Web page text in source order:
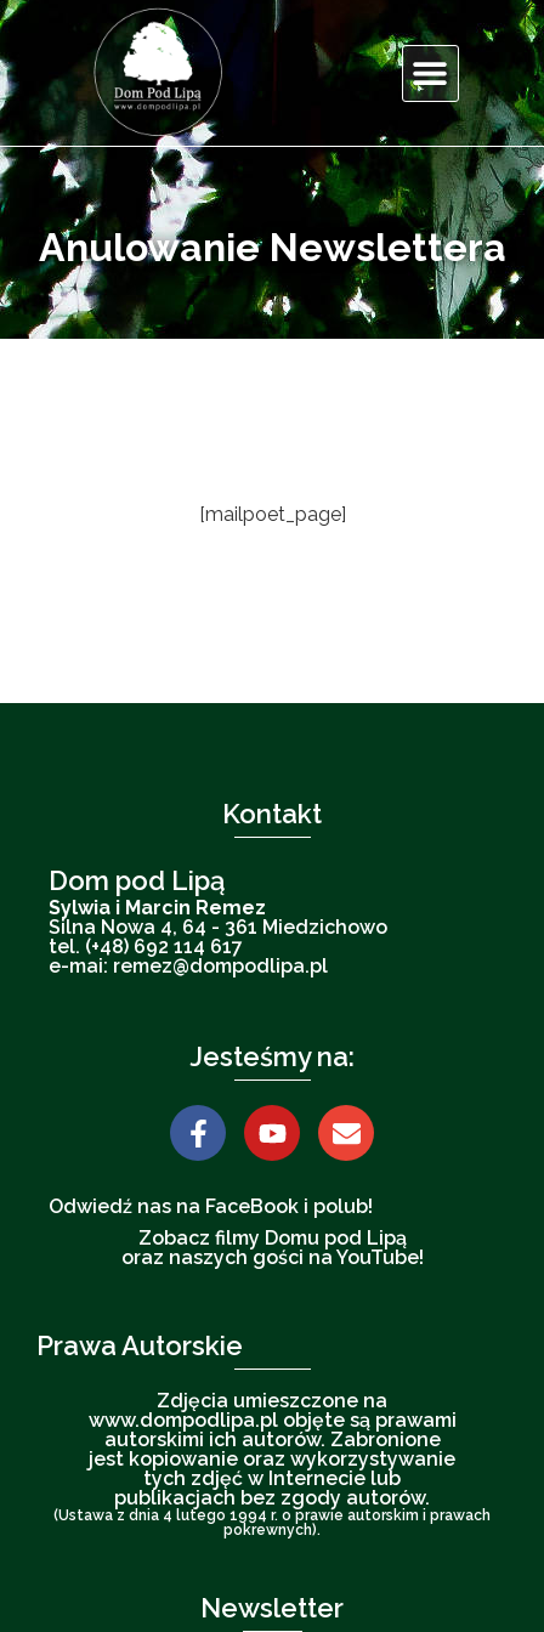
Anulowanie Newslettera
[mailpoet_page]
Kontakt
Dom pod Lipą
Sylwia i Marcin Remez
Silna Nowa 4, 64 - 361 Miedzichowo
tel. (+48) 692 114 617
e-mai: remez@dompodlipa.pl
Jesteśmy na:
Odwiedź nas na FaceBook i polub!
Zobacz filmy Domu pod Lipą
oraz naszych gości na YouTube!
Prawa Autorskie
Zdjęcia umieszczone na
www.dompodlipa.pl objęte są prawami
autorskimi ich autorów. Zabronione
jest kopiowanie oraz wykorzystywanie
tych zdjęć w Internecie lub
publikacjach bez zgody autorów.
(Ustawa z dnia 4 lutego 1994 r. o prawie autorskim i prawach
pokrewnych).
Newsletter